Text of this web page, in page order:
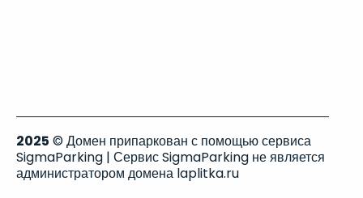
2025 © Домен припаркован с помощью сервиса
SigmaParking | Сервис SigmaParking не является
администратором домена laplitka.ru